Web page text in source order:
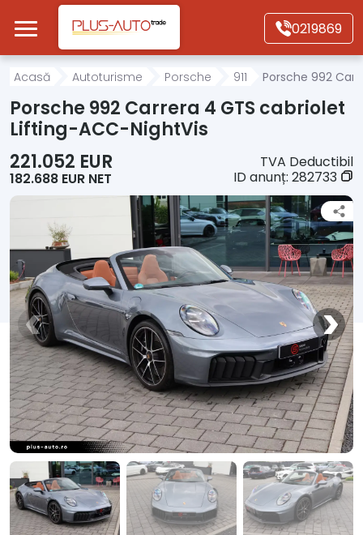
Mergi direct la conținutul principal
0219869
Acasă
Autoturisme
Motociclete
Autoutilitare
Alte tipuri vehicule
Despre Noi
Contact
Acasă Autoturisme Porsche 911 Porsche 992
Porsche 992 Carrera 4 GTS cabriolet
Lifting-ACC-NightVis
221.052 EUR
182.688 EUR NET
TVA Deductibil
ID anunț: 282733